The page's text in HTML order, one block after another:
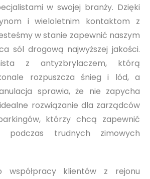
w swojej branży. Dzięki
i wieloletnim kontaktom z
w stanie zapewnić naszym
sól drogową najwyższej jakości.
z antyzbrylaczem, którą
rozpuszcza śnieg i lód, a
sprawia, że nie zapycha
rozwiązanie dla zarządców
którzy chcą zapewnić
podczas trudnych zimowych
współpracy klientów z rejonu